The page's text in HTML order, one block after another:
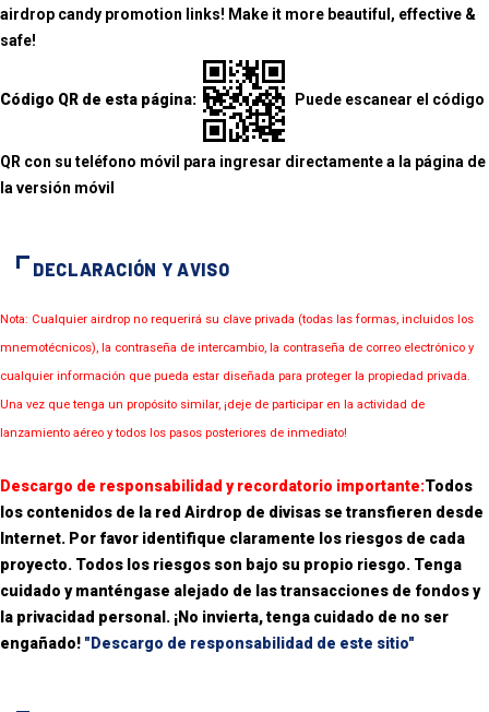
airdrop candy promotion links! Make it more beautiful, effective &
safe!
Código QR de esta página: Puede escanear el código
QR con su teléfono móvil para ingresar directamente a la página de
la versión móvil
DECLARACIÓN Y AVISO
Nota: Cualquier airdrop no requerirá su clave privada (todas las formas, incluidos los
mnemotécnicos), la contraseña de intercambio, la contraseña de correo electrónico y
cualquier información que pueda estar diseñada para proteger la propiedad privada.
Una vez que tenga un propósito similar, ¡deje de participar en la actividad de
lanzamiento aéreo y todos los pasos posteriores de inmediato!
Descargo de responsabilidad y recordatorio importante:Todos
los contenidos de la red Airdrop de divisas se transfieren desde
Internet. Por favor identifique claramente los riesgos de cada
proyecto. Todos los riesgos son bajo su propio riesgo. Tenga
cuidado y manténgase alejado de las transacciones de fondos y
la privacidad personal. ¡No invierta, tenga cuidado de no ser
engañado! "Descargo de responsabilidad de este sitio"